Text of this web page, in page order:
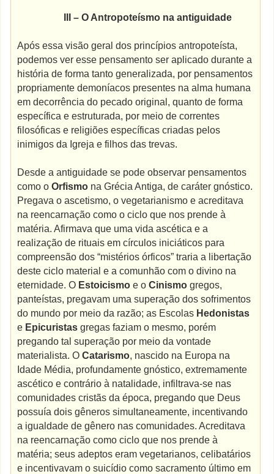
III – O Antropoteísmo na antiguidade
Após essa visão geral dos princípios antropoteísta,
podemos ver esse pensamento ser aplicado durante a
história de forma tanto generalizada, por pensamentos
propriamente demoníacos presentes na alma humana
em decorrência do pecado original, quanto de forma
específica e estruturada, por meio de correntes
filosóficas e religiões específicas criadas pelos
inimigos da Igreja e filhos das trevas.
Desde a antiguidade se pode observar pensamentos
como oOrfismo na Grécia Antiga, de caráter gnóstico.
Pregava o ascetismo, o vegetarianismo e acreditava
na reencarnação como o ciclo que nos prende à
matéria. Afirmava que uma vida ascética e a
realização de rituais em círculos iniciáticos para
compreensão dos “mistérios órficos” traria a libertação
deste ciclo material e a comunhão com o divino na
eternidade. O Estoicismo e oCinismo gregos,
panteístas, pregavam uma superação dos sofrimentos
do mundo por meio da razão; as Escolas Hedonistas
e Epicuristas gregas faziam o mesmo, porém
pregando tal superação por meio da vontade
materialista. OCatarismo, nascido na Europa na
Idade Média, profundamente gnóstico, extremamente
ascético e contrário à natalidade, infiltrava-se nas
comunidades cristãs da época, pregando que Deus
possuía dois gêneros simultaneamente, incentivando
a igualdade de gênero nas comunidades. Acreditava
na reencarnação como ciclo que nos prende à
matéria; seus adeptos eram vegetarianos, celibatários
e incentivavam o suicídio como sacramento último em